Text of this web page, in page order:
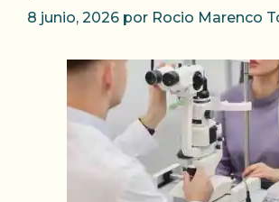
8 junio, 2026 por Rocio Marenco